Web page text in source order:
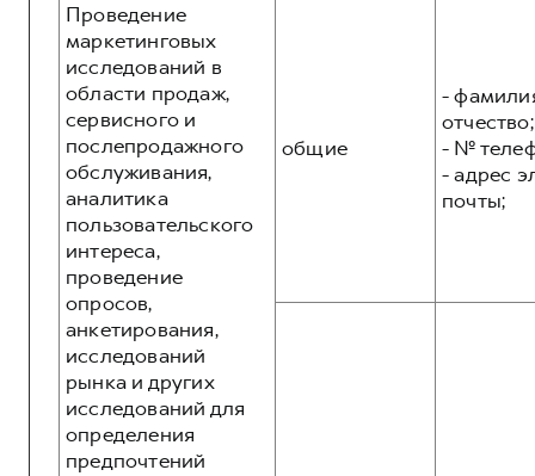
Проведение
маркетинговых
исследований в
области продаж,
сервисного и
послепродажного
обслуживания,
аналитика
пользовательского
интереса,
проведение
опросов,
анкетирования,
исследований
рынка и других
исследований для
определения
предпочтений
общие
-
отчество;
- №
- адрес
почты;